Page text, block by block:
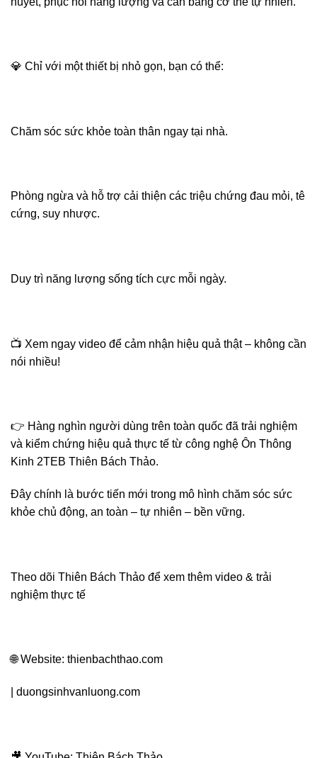
💎 Chỉ với một thiết bị nhỏ gọn, bạn có thể:
Chăm sóc sức khỏe toàn thân ngay tại nhà.
Phòng ngừa và hỗ trợ cải thiện các triệu chứng đau mỏi, tê
cứng, suy nhược.
Duy trì năng lượng sống tích cực mỗi ngày.
📺 Xem ngay video để cảm nhận hiệu quả thật – không cần
nói nhiều!
👉 Hàng nghìn người dùng trên toàn quốc đã trải nghiệm
và kiểm chứng hiệu quả thực tế từ công nghệ Ôn Thông
Kinh 2TEB Thiên Bách Thảo.
Đây chính là bước tiến mới trong mô hình chăm sóc sức
khỏe chủ động, an toàn – tự nhiên – bền vững.
Theo dõi Thiên Bách Thảo để xem thêm video & trải
nghiệm thực tế
🌐 Website: thienbachthao.com
| duongsinhvanluong.com